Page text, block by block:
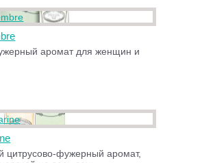
аромат для женщин и
цитрусово-фужерный аромат,